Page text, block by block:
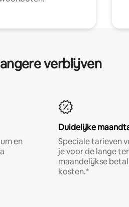
verblijven
en
Duidelijke
Speciale tarieven
je voor de lange
maandelijkse
kosten.*